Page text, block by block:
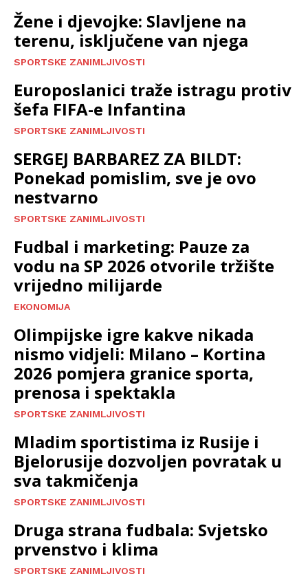
Žene i djevojke: Slavljene na
terenu, isključene van njega
SPORTSKE ZANIMLJIVOSTI
Europoslanici traže istragu protiv
šefa FIFA-e Infantina
SPORTSKE ZANIMLJIVOSTI
SERGEJ BARBAREZ ZA BILDT:
Ponekad pomislim, sve je ovo
nestvarno
SPORTSKE ZANIMLJIVOSTI
Fudbal i marketing: Pauze za
vodu na SP 2026 otvorile tržište
vrijedno milijarde
EKONOMIJA
Olimpijske igre kakve nikada
nismo vidjeli: Milano – Kortina
2026 pomjera granice sporta,
prenosa i spektakla
SPORTSKE ZANIMLJIVOSTI
Mladim sportistima iz Rusije i
Bjelorusije dozvoljen povratak u
sva takmičenja
SPORTSKE ZANIMLJIVOSTI
Druga strana fudbala: Svjetsko
prvenstvo i klima
SPORTSKE ZANIMLJIVOSTI